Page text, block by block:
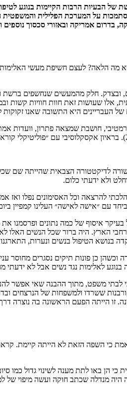
הבעיות הרבות הקיימות בנוגע
על המערכת הפלילית
אמריקה ובאזורי סכסוך
מה הלאה? לעצם חשיפת מעשי
חלק מהמעשים שנחשפים ברשת
שעושות זאת חוות חוויות קשות
היא התשובה שאנו
חושבת שמצאה פתרון, וועדות
לדיקטטורה הצבאית שהייתה שם
ולא ידעתי כלום.
להרצאה וכל האסימונים נפלו ואז
האישה, ה-8 במרץ 1990, שהתמקד באלימות נגד נשים
עשינו קמפיין שכלל בעיקר איסוף של
מענה טלפוני שיעזור להן. היו רק 3 מקלטים לנשים מוכות
בנושא הטיפול בנשים ונערות,
כן פונות תיקים נסגרים מחוסר
בנוגע לאלימות נגד נשים אבל לא
אפריקה ב-1995. הועדה יצרה מרחב אלטרנטיבי
ששרדו ולמשפחות של הנרצחים
זו הייתה הפעם הראשונה בה
השפה הזאת לא הייתה קיימת.
הן באו לתת מענה לשינוי גדול כמו
מנדלה שכתב חוקה ועשה מיפוי של